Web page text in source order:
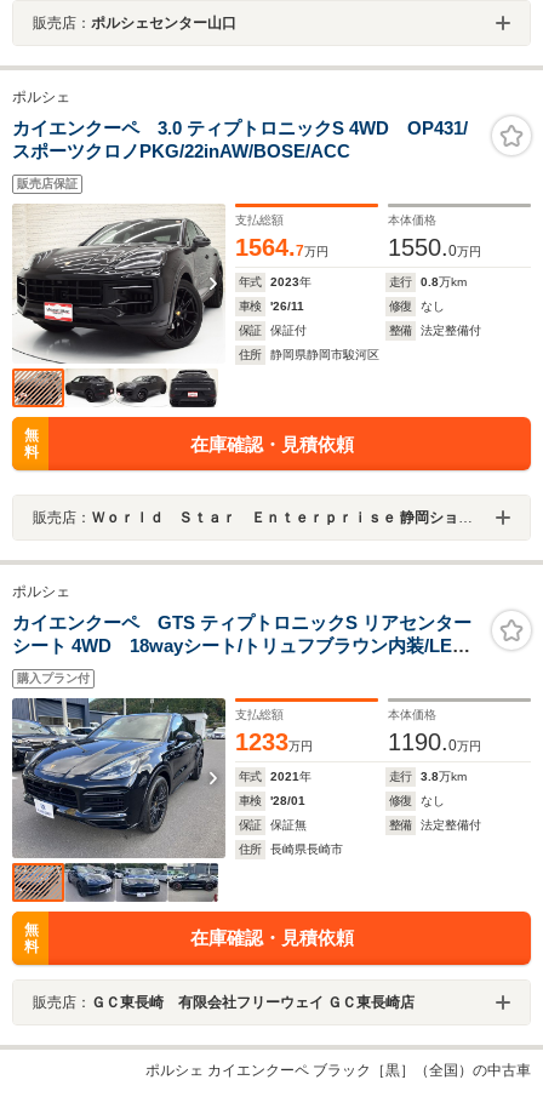
販売店： ポルシェセンター山口
ポルシェ
カイエンクーペ 3.0 ティプトロニックS 4WD OP431/
スポーツクロノPKG/22inAW/BOSE/ACC
販売店保証
支払総額
1564.7万円
本体価格
1550.0万円
年式 2023年 走行 0.8万km
車検
'26/11 修復
なし
保証
保証付 整備
法定整備付
住所
静岡県静岡市駿河区
無
料
在庫確認・見積依頼
販売店： Ｗｏｒｌｄ Ｓｔａｒ Ｅｎｔｅｒｐｒｉｓｅ 静岡ショールーム
ポルシェ
カイエンクーペ GTS ティプトロニックS リアセンター
シート 4WD 18wayシート/トリュフブラウン内装/LED
ヘッドライト/ナビ/全方位カメラ/ETC/シートヒーター/シ
ートエアコン
購入プラン付
支払総額
1233万円
本体価格
1190.0万円
年式 2021年 走行 3.8万km
車検
'28/01 修復
なし
保証
保証無 整備
法定整備付
住所
長崎県長崎市
無
料
在庫確認・見積依頼
販売店： ＧＣ東長崎 有限会社フリーウェイ ＧＣ東長崎店
ポルシェ カイエンクーペ ブラック［黒］（全国）の中古車